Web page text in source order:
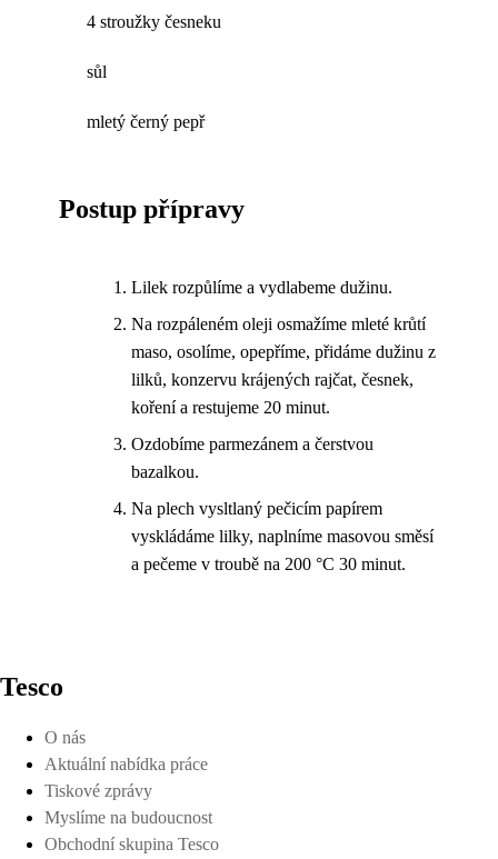
4 stroužky česneku
sůl
mletý černý pepř
Postup přípravy
Lilek rozpůlíme a vydlabeme dužinu.
Na rozpáleném oleji osmažíme mleté krůtí
maso, osolíme, opepříme, přidáme dužinu z
lilků, konzervu krájených rajčat, česnek,
koření a restujeme 20 minut.
Ozdobíme parmezánem a čerstvou
bazalkou.
Na plech vysltlaný pečicím papírem
vyskládáme lilky, naplníme masovou směsí
a pečeme v troubě na 200 °C 30 minut.
Tesco
O nás
Aktuální nabídka práce
Tiskové zprávy
Myslíme na budoucnost
Obchodní skupina Tesco